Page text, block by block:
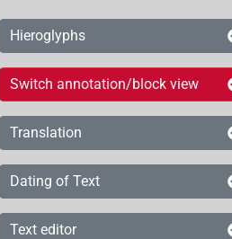
Hieroglyphs
Switch annotation/block view
Translation
Dating of Text
Text editor